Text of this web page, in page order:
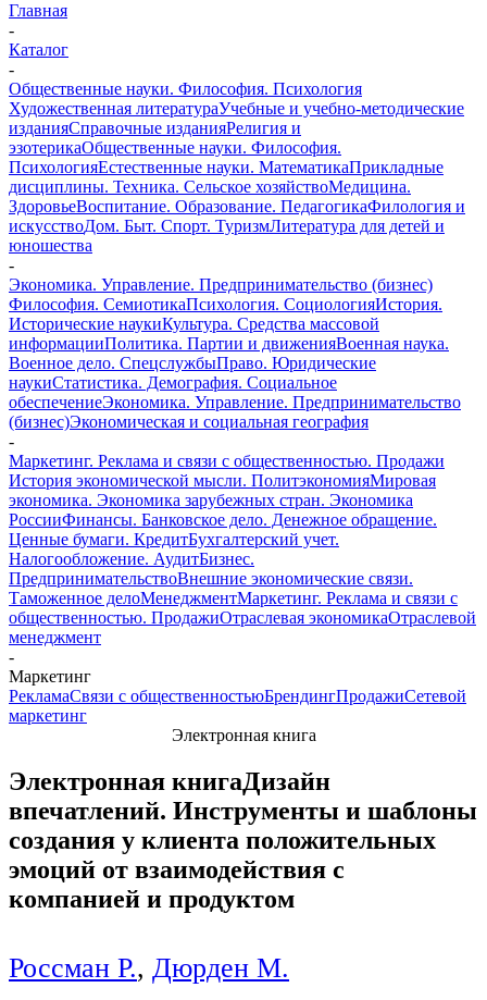
Главная
-
Каталог
-
Общественные науки. Философия. Психология
Художественная литератураУчебные и учебно-методические
изданияСправочные изданияРелигия и
эзотерикаОбщественные науки. Философия.
ПсихологияЕстественные науки. МатематикаПрикладные
дисциплины. Техника. Сельское хозяйствоМедицина.
ЗдоровьеВоспитание. Образование. ПедагогикаФилология и
искусствоДом. Быт. Спорт. ТуризмЛитература для детей и
юношества
-
Экономика. Управление. Предпринимательство (бизнес)
Философия. СемиотикаПсихология. СоциологияИстория.
Исторические наукиКультура. Средства массовой
информацииПолитика. Партии и движенияВоенная наука.
Военное дело. СпецслужбыПраво. Юридические
наукиСтатистика. Демография. Социальное
обеспечениеЭкономика. Управление. Предпринимательство
(бизнес)Экономическая и социальная география
-
Маркетинг. Реклама и связи с общественностью. Продажи
История экономической мысли. ПолитэкономияМировая
экономика. Экономика зарубежных стран. Экономика
РоссииФинансы. Банковское дело. Денежное обращение.
Ценные бумаги. КредитБухгалтерский учет.
Налогообложение. АудитБизнес.
ПредпринимательствоВнешние экономические связи.
Таможенное делоМенеджментМаркетинг. Реклама и связи с
общественностью. ПродажиОтраслевая экономикаОтраслевой
менеджмент
-
Маркетинг
РекламаСвязи с общественностьюБрендингПродажиСетевой
маркетинг
Электронная книга
Электронная книгаДизайн
впечатлений. Инструменты и шаблоны
создания у клиента положительных
эмоций от взаимодействия с
компанией и продуктом
Россман Р., Дюрден М.